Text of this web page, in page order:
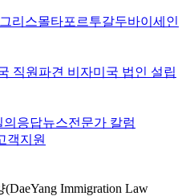
그리스몰타포르투갈두바이 세인
직원파견 비자미국 법인 설립
의응답뉴스전문가 칼럼
객지원
Immigration Law